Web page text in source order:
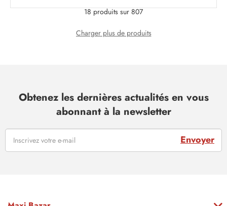
18 produits sur 807
Charger plus de produits
Obtenez les dernières actualités en vous
abonnant à la newsletter
Envoyer